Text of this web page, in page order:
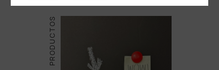
PRODUCTOS